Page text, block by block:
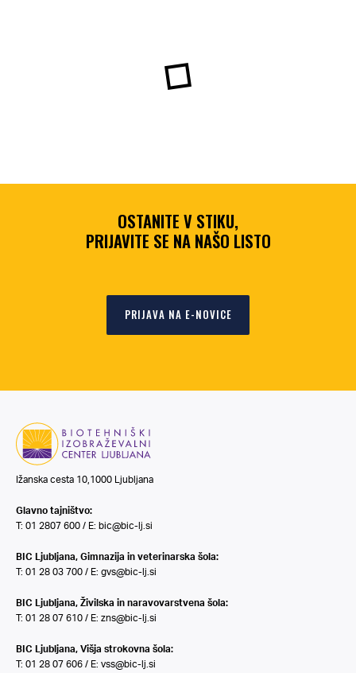
OSTANITE V STIKU,
PRIJAVITE SE NA NAŠO LISTO
PRIJAVA NA E-NOVICE
Ižanska cesta 10,1000 Ljubljana
Glavno tajništvo:
T: 01 2807 600 / E: bic@bic-lj.si
BIC Ljubljana, Gimnazija in veterinarska šola:
T: 01 28 03 700 / E: gvs@bic-lj.si
BIC Ljubljana, Živilska in naravovarstvena šola:
T: 01 28 07 610 / E: zns@bic-lj.si
BIC Ljubljana, Višja strokovna šola:
T: 01 28 07 606 / E: vss@bic-lj.si